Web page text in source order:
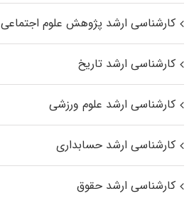
کارشناسی ارشد پژوهش علوم اجتماعی
کارشناسی ارشد تاریخ
کارشناسی ارشد علوم ورزشی
کارشناسی ارشد حسابداری
کارشناسی ارشد حقوق